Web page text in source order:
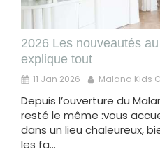
2026 Les nouveautés
explique tout
11 Jan 2026 Malana Kids
Depuis l’ouverture du
resté le même :vous
dans un lieu chaleureux,
les fa...